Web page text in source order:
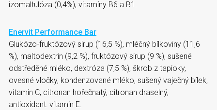
izomaltulóza (0,4%), vitamíny B6 a B1.
Enervit Performance Bar
Glukózo-fruktózový sirup (16,5 %), mléčný bílkoviny (11,6
%), maltodextrin (9,2 %), fruktózový sirup (9 %), sušené
odstředěné mléko, dextróza (7,5 %), škrob z tapioky,
ovesné vločky, kondenzované mléko, sušený vaječný bílek,
vitamin C, citronan hořečnatý, citronan draselný,
antioxidant: vitamin E.